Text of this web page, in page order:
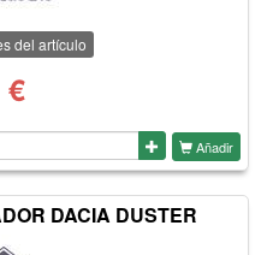
del artículo
€
Añadir
DACIA DUSTER